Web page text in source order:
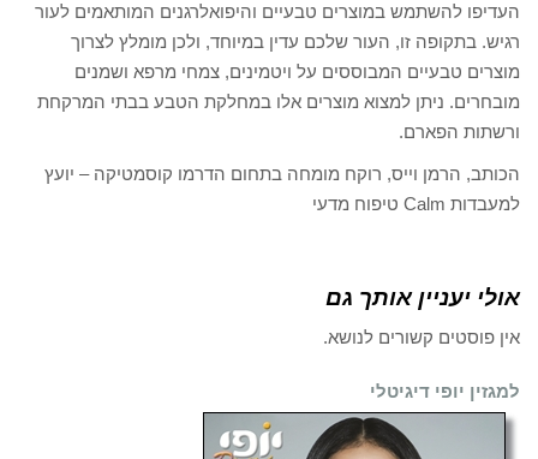
העדיפו להשתמש במוצרים טבעיים והיפואלרגנים המותאמים לעור
רגיש. בתקופה זו, העור שלכם עדין במיוחד, ולכן מומלץ לצרוך
מוצרים טבעיים המבוססים על ויטמינים, צמחי מרפא ושמנים
מובחרים. ניתן למצוא מוצרים אלו במחלקת הטבע בבתי המרקחת
ורשתות הפארם.
הכותב, הרמן וייס, רוקח מומחה בתחום הדרמו קוסמטיקה – יועץ
למעבדות Calm טיפוח מדעי
אולי יעניין אותך גם
אין פוסטים קשורים לנושא.
למגזין יופי דיגיטלי